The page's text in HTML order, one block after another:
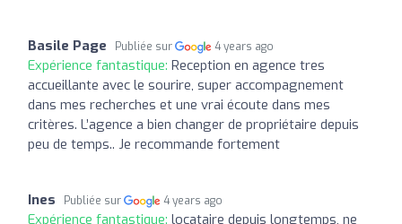
Basile Page Publiée sur 4 years ago
Expérience fantastique: Reception en agence tres
accueillante avec le sourire, super accompagnement
dans mes recherches et une vrai écoute dans mes
critères. L’agence a bien changer de propriétaire depuis
peu de temps.. Je recommande fortement
Ines Publiée sur 4 years ago
Expérience fantastique: locataire depuis longtemps, ne